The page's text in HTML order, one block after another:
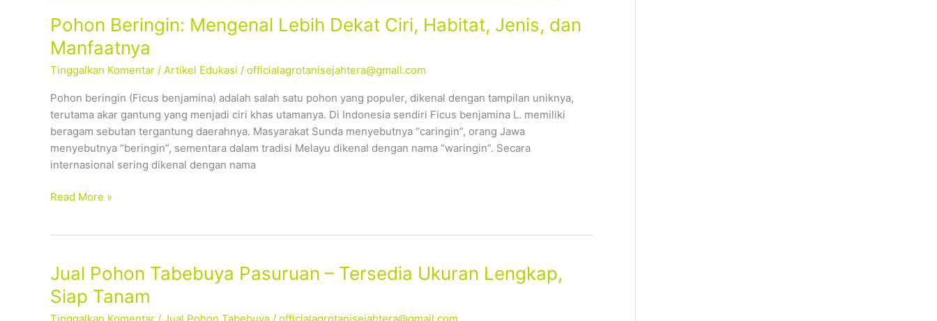
Pohon Beringin: Mengenal Lebih Dekat Ciri, Habitat, Jenis, dan
Manfaatnya
Tinggalkan Komentar / Artikel Edukasi / officialagrotanisejahtera@gmail.com
Pohon beringin (Ficus benjamina) adalah salah satu pohon yang populer, dikenal dengan tampilan uniknya,
terutama akar gantung yang menjadi ciri khas utamanya. Di Indonesia sendiri Ficus benjamina L. memiliki
beragam sebutan tergantung daerahnya. Masyarakat Sunda menyebutnya “caringin”, orang Jawa
menyebutnya “beringin”, sementara dalam tradisi Melayu dikenal dengan nama “waringin”. Secara
internasional sering dikenal dengan nama
Read More »
Jual Pohon Tabebuya Pasuruan – Tersedia Ukuran Lengkap,
Siap Tanam
Jual
Pohon
Tabebuya